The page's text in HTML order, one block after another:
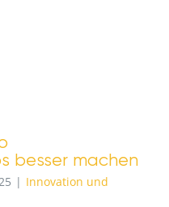
besser machen
| Innovation und